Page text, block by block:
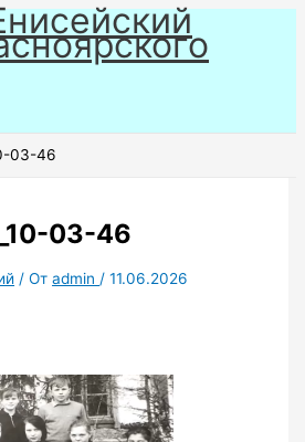
03-46
03-46
/ Отadmin /11.06.2026